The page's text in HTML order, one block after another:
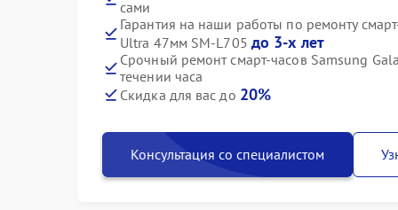
сами
Гарантия на наши работы по ремонту
Ultra 47мм SM-L705 до 3-х лет
Срочный ремонт смарт-часов Samsung
течении часа
Скидка для вас до 20%
Консультация со специалистом